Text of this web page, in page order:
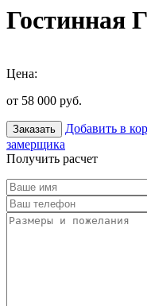
Гостинная
Цена:
от 58 000 руб.
Заказать Добавить в
замерщика
Получить расчет